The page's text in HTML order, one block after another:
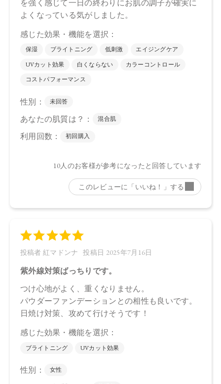
4573623430586
【店舗発売日】
CosmeKitchen 2025/7/1
※店舗での取り扱いや詳しい在庫状況につきましては、各店
舗にお問い合わせください。
承ください。
※通常はご注文より１～３営業日での発送となります。
商品によっては、お届けまで１～２週間かかる場合がござい
●パッケージはリニューアル等の理由により、写真と異なる場
●パッケージのリニューアル等の理由により、成分・処方が記
載と異なる場合がございます。